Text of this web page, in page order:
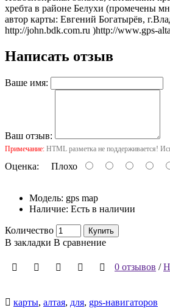
хребта в районе Белухи (промечены
автор карты: Евгений Богатырёв,
http://john.bdk.com.ru )http://www.gps-
Написать отзыв
Ваше имя:
Ваш отзыв:
Примечание: HTML разметка не поддерживается!
Оценка: Плохо
Модель: gps map
Наличие: Есть в наличии
Количество Купить
В закладки В сравнение
0 отзывов /
карты, алтая, для, gps-навигаторов